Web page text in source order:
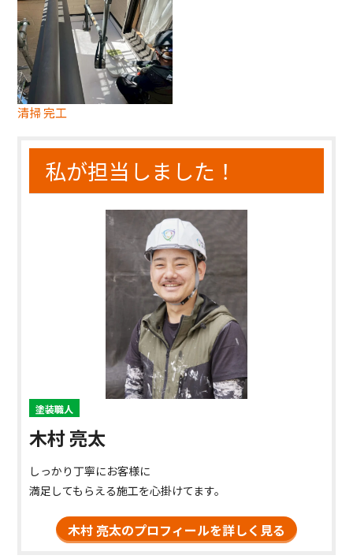
清掃 完工
私が担当しました！
塗装職人
木村 亮太
しっかり丁寧にお客様に
満足してもらえる施工を心掛けてます。
木村 亮太のプロフィールを詳しく見る